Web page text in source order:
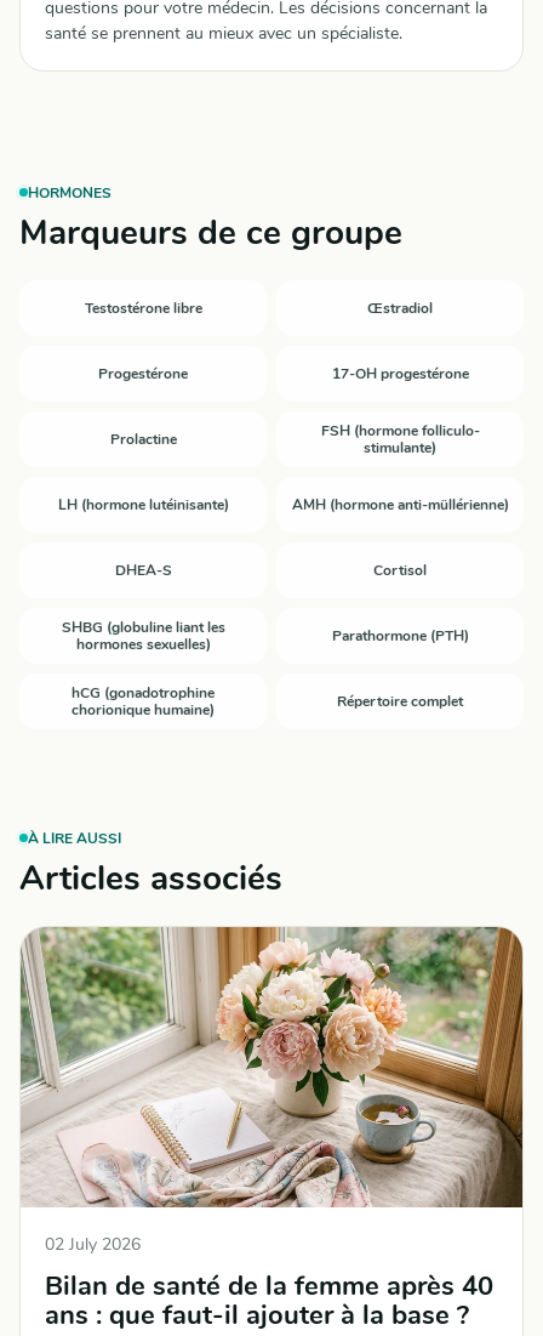
questions pour votre médecin. Les décisions concernant la
santé se prennent au mieux avec un spécialiste.
HORMONES
Marqueurs de ce groupe
Testostérone libre Œstradiol
Progestérone 17-OH progestérone
Prolactine
FSH (hormone folliculo-
stimulante)
LH (hormone lutéinisante) AMH (hormone anti-müllérienne)
DHEA-S Cortisol
SHBG (globuline liant les
hormones sexuelles)
Parathormone (PTH)
hCG (gonadotrophine
chorionique humaine)
Répertoire complet
À LIRE AUSSI
Articles associés
02 July 2026
Bilan de santé de la femme après 40
ans : que faut-il ajouter à la base ?